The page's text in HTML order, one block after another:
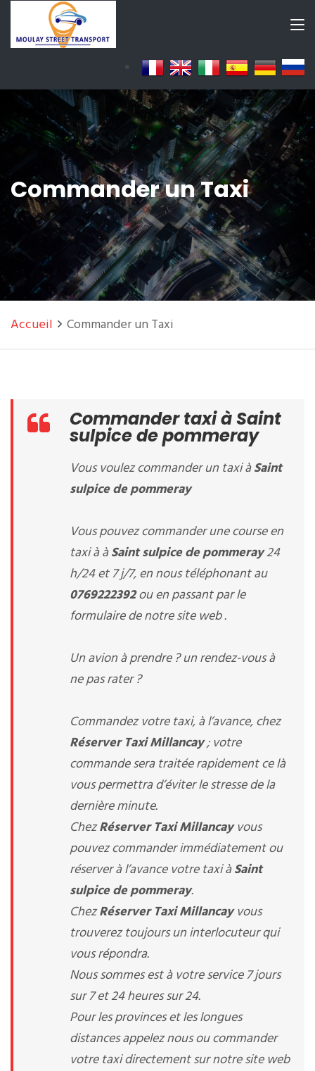
Commander un Taxi
Accueil Commander un Taxi
Commander taxi à Saint
sulpice de pommeray
Vous voulez commander un taxi àSaint
sulpice de pommeray
Vous pouvez commander une course en
taxi à àSaint sulpice de pommeray24
h/24 et 7 j/7, en nous téléphonant au
0769222392ou en passant par le
formulaire de notre site web .
Un avion à prendre ? un rendez-vous à
ne pas rater ?
Commandez votre taxi, à l’avance, chez
Réserver Taxi Millancay; votre
commande sera traitée rapidement ce là
vous permettra d’éviter le stresse de la
dernière minute.
ChezRéserver Taxi Millancayvous
pouvez commander immédiatement ou
réserver à l’avance votre taxi àSaint
sulpice de pommeray.
ChezRéserver Taxi Millancayvous
trouverez toujours un interlocuteur qui
vous répondra.
Nous sommes est à votre service 7 jours
sur 7 et 24 heures sur 24.
Pour les provinces et les longues
distances appelez nous ou commander
votre taxi directement sur notre site web